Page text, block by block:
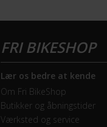
Lær os bedre at kende
Om Fri BikeShop
Butikker og åbningstider
Værksted og service